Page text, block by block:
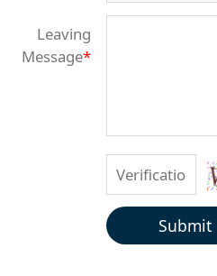
Leaving
Message*
Submit